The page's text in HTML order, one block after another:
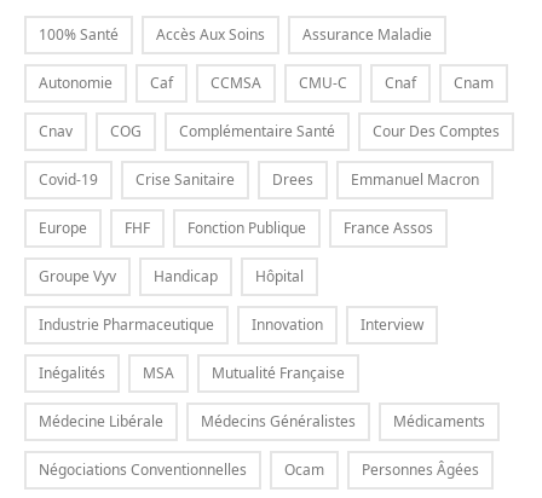
100% Santé Accès Aux Soins Assurance Maladie
Autonomie Caf CCMSA CMU-C Cnaf Cnam
Cnav COG Complémentaire Santé Cour Des Comptes
Covid-19 Crise Sanitaire Drees Emmanuel Macron
Europe FHF Fonction Publique France Assos
Groupe Vyv Handicap Hôpital
Industrie Pharmaceutique Innovation Interview
Inégalités MSA Mutualité Française
Médecine Libérale Médecins Généralistes Médicaments
Négociations Conventionnelles Ocam Personnes Âgées